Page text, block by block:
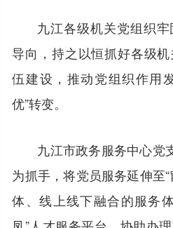
九江各级机关党组织
导向，持之以恒抓好各级
伍建设，推动党组织作用
优”转变。
九江市政务服务中心党
为抓手，将党员服务延伸至
体、线上线下融合的服务